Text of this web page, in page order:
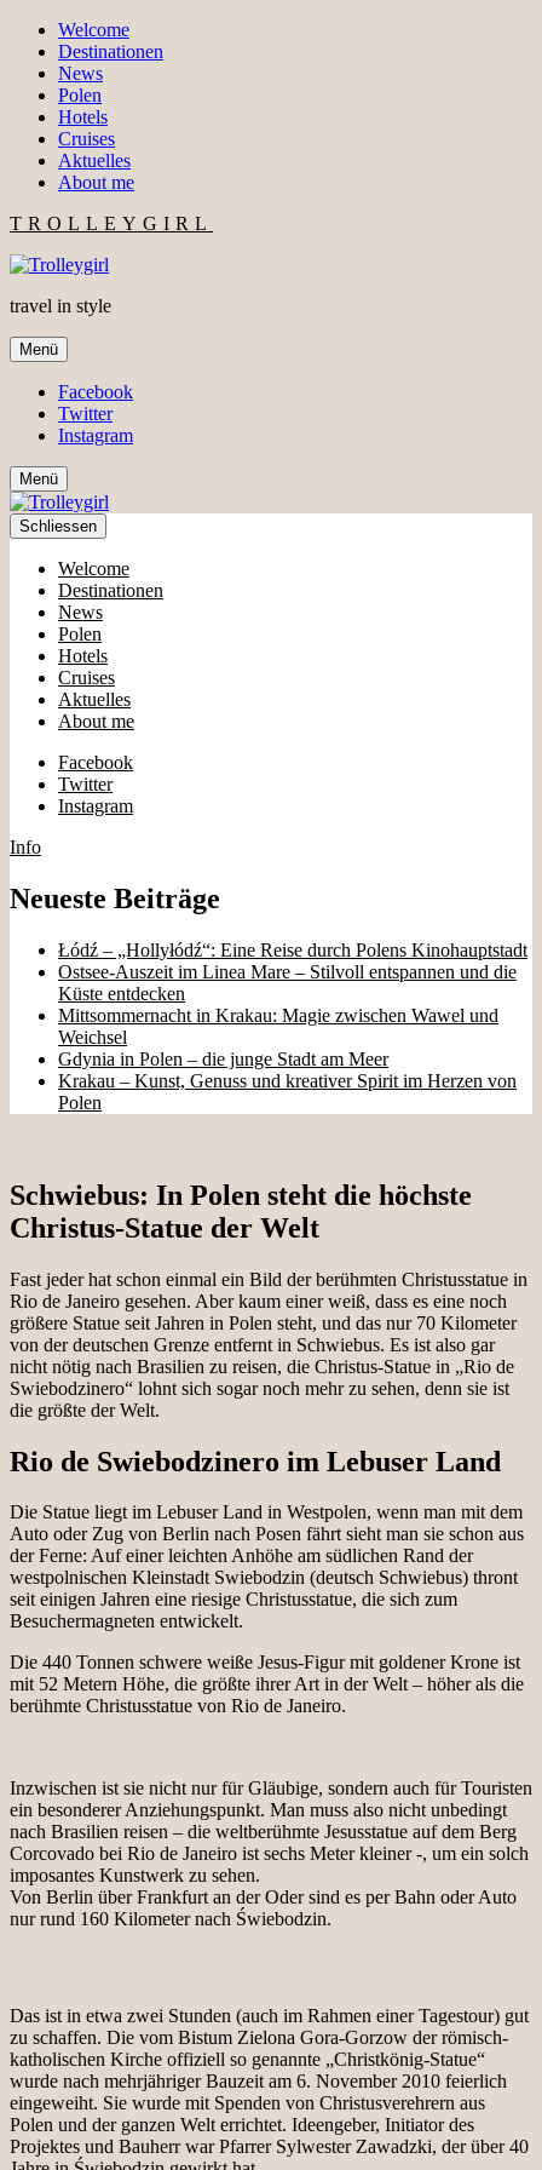
Welcome
Destinationen
News
Polen
Hotels
Cruises
Aktuelles
About me
TROLLEYGIRL
travel in style
Menü
Facebook
Twitter
Instagram
Menü
Schliessen
Welcome
Destinationen
News
Polen
Hotels
Cruises
Aktuelles
About me
Facebook
Twitter
Instagram
Info
Neueste Beiträge
Łódź – „Hollyłódź“: Eine Reise durch Polens Kinohauptstadt
Ostsee-Auszeit im Linea Mare – Stilvoll entspannen und die
Küste entdecken
Mittsommernacht in Krakau: Magie zwischen Wawel und
Weichsel
Gdynia in Polen – die junge Stadt am Meer
Krakau – Kunst, Genuss und kreativer Spirit im Herzen von
Polen
Schwiebus: In Polen steht die höchste
Christus-Statue der Welt
Fast jeder hat schon einmal ein Bild der berühmten Christusstatue in
Rio de Janeiro gesehen. Aber kaum einer weiß, dass es eine noch
größere Statue seit Jahren in Polen steht, und das nur 70 Kilometer
von der deutschen Grenze entfernt in Schwiebus. Es ist also gar
nicht nötig nach Brasilien zu reisen, die Christus-Statue in „Rio de
Swiebodzinero“ lohnt sich sogar noch mehr zu sehen, denn sie ist
die größte der Welt.
Rio de Swiebodzinero im Lebuser Land
Die Statue liegt im Lebuser Land in Westpolen, wenn man mit dem
Auto oder Zug von Berlin nach Posen fährt sieht man sie schon aus
der Ferne: Auf einer leichten Anhöhe am südlichen Rand der
westpolnischen Kleinstadt Swiebodzin (deutsch Schwiebus) thront
seit einigen Jahren eine riesige Christusstatue, die sich zum
Besuchermagneten entwickelt.
Die 440 Tonnen schwere weiße Jesus-Figur mit goldener Krone ist
mit 52 Metern Höhe, die größte ihrer Art in der Welt – höher als die
berühmte Christusstatue von Rio de Janeiro.
Inzwischen ist sie nicht nur für Gläubige, sondern auch für Touristen
ein besonderer Anziehungspunkt. Man muss also nicht unbedingt
nach Brasilien reisen – die weltberühmte Jesusstatue auf dem Berg
Corcovado bei Rio de Janeiro ist sechs Meter kleiner -, um ein solch
imposantes Kunstwerk zu sehen.
Von Berlin über Frankfurt an der Oder sind es per Bahn oder Auto
nur rund 160 Kilometer nach Świebodzin.
Das ist in etwa zwei Stunden (auch im Rahmen einer Tagestour) gut
zu schaffen. Die vom Bistum Zielona Gora-Gorzow der römisch-
katholischen Kirche offiziell so genannte „Christkönig-Statue“
wurde nach mehrjähriger Bauzeit am 6. November 2010 feierlich
eingeweiht. Sie wurde mit Spenden von Christusverehrern aus
Polen und der ganzen Welt errichtet. Ideengeber, Initiator des
Projektes und Bauherr war Pfarrer Sylwester Zawadzki, der über 40